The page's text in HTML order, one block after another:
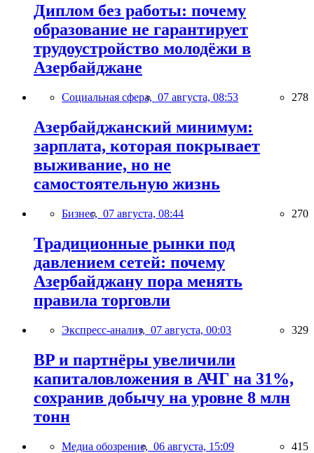
Диплом без работы: почему
образование не гарантирует
трудоустройство молодёжи в
Азербайджане
Социальная сфера, 07 августа, 08:53 278
Азербайджанский минимум:
зарплата, которая покрывает
выживание, но не
самостоятельную жизнь
Бизнес, 07 августа, 08:44 270
Традиционные рынки под
давлением сетей: почему
Азербайджану пора менять
правила торговли
Экспресс-анализ, 07 августа, 00:03 329
BP и партнёры увеличили
капиталовложения в АЧГ на 31%,
сохранив добычу на уровне 8 млн
тонн
Медиа обозрение, 06 августа, 15:09 415